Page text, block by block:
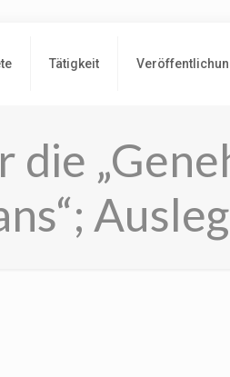
Tätigkeit
die